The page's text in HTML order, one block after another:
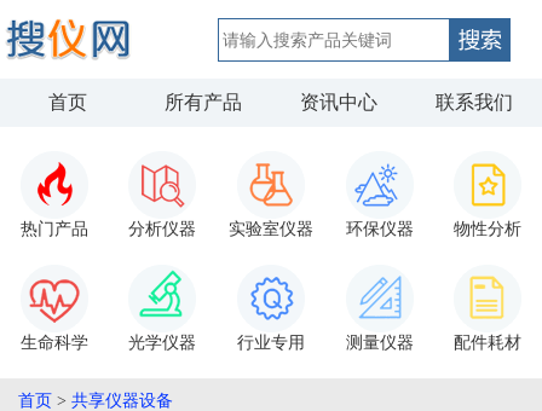
首页 所有产品 资讯中心 联系我们
热门产品 分析仪器 实验室仪器 环保仪器 物性分析
生命科学 光学仪器 行业专用 测量仪器 配件耗材
首页 > 共享仪器设备